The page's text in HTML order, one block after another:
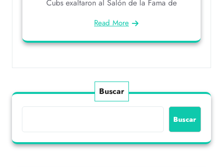
Cubs exaltaron al Salón de la Fama de
Read More
Buscar
Buscar